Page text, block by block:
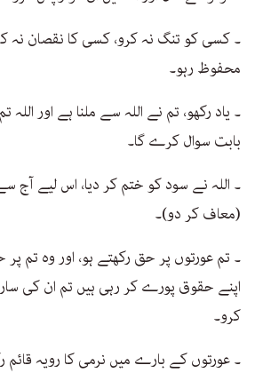
۔ کسی کو تنگ نہ کرو، کسی کا نقصان نہ
محفوظ رہو۔
۔ یاد رکھو، تم نے اللہ سے ملنا ہے اور
بابت سوال کرے گا۔
۔ اللہ نے سود کو ختم کر دیا، اس لیے آج
(معاف کر دو)۔
۔ تم عورتوں پر حق رکھتے ہو، اور وہ تم
اپنے حقوق پورے کر رہی ہیں تم ان کی
کرو۔
۔ عورتوں کے بارے میں نرمی کا رویہ قائم